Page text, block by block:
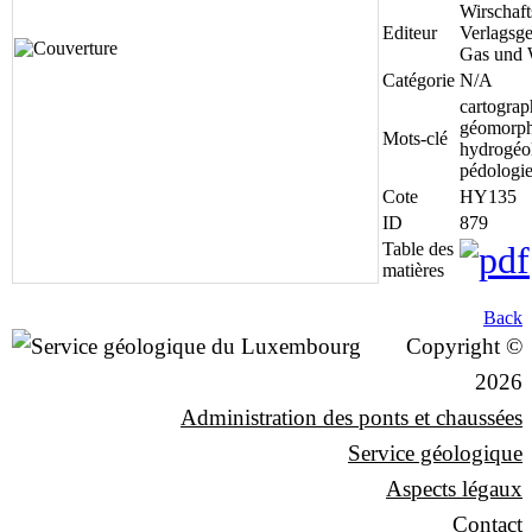
Editeur
Gas und
Catégorie N/A
Mots-clé
Cote
HY135
ID
879
Table des
matières
Back
Copyright ©
2026
Administration des ponts et chaussées
Service géologique
Aspects légaux
Contact